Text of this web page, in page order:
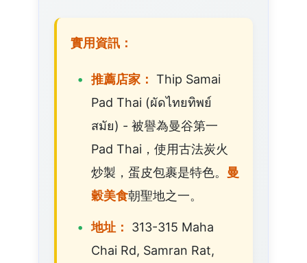
實用資訊：
推薦店家： Thip Samai
Pad Thai (ผัดไทยทิพย์
สมัย) - 被譽為曼谷第一
Pad Thai，使用古法炭火
炒製，蛋皮包裹是特色。 曼
穀美食朝聖地之一。
地址：
313-315 Maha
Chai Rd, Samran Rat,